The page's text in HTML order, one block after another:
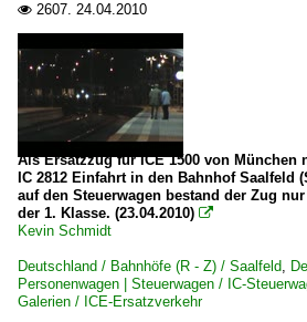
 2607. 24.04.2010
Als Ersatzzug für ICE 1500 von München
IC 2812 Einfahrt in den Bahnhof Saalfeld
auf den Steuerwagen bestand der Zug
der 1. Klasse. (23.04.2010) 
Kevin Schmidt
Deutschland / Bahnhöfe (R - Z) / Saalfeld,
Personenwagen | Steuerwagen / IC-
Galerien / ICE-Ersatzverkehr